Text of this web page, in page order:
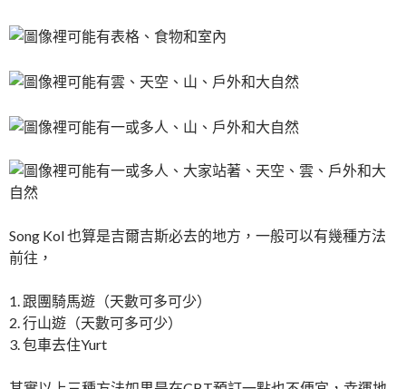
Song Kol 也算是吉爾吉斯必去的地方，一般可以有幾種方法
前往，
1. 跟團騎馬遊（天數可多可少）
2. 行山遊（天數可多可少）
3. 包車去住Yurt